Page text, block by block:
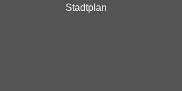
Stadtplan